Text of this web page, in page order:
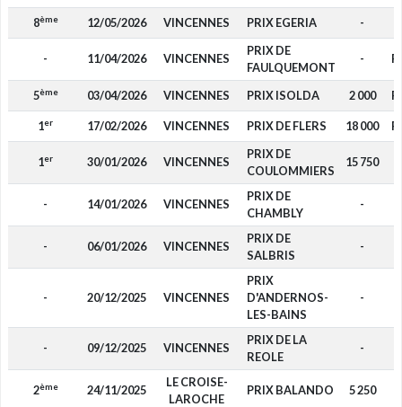
8ème 12/05/2026 VINCENNES PRIX EGERIA -
- 11/04/2026 VINCENNES
PRIX DE
FAULQUEMONT
-
5ème 03/04/2026 VINCENNES PRIX ISOLDA 2 000
1er 17/02/2026 VINCENNES PRIX DE FLERS 18 000
1er 30/01/2026 VINCENNES
PRIX DE
COULOMMIERS
15 750
- 14/01/2026 VINCENNES
PRIX DE
CHAMBLY
-
- 06/01/2026 VINCENNES
PRIX DE
SALBRIS
-
- 20/12/2025 VINCENNES
PRIX
D'ANDERNOS-
LES-BAINS
-
- 09/12/2025 VINCENNES
PRIX DE LA
REOLE
-
2ème 24/11/2025
LE CROISE-
LAROCHE
PRIX BALANDO 5 250